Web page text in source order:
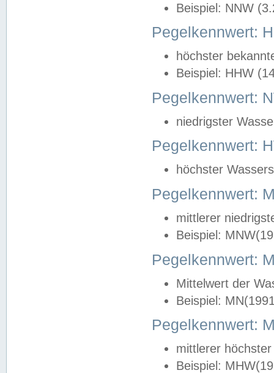
Beispiel: NNW
Pegelkennwert:
höchster
Beispiel: HHW
Pegelkennwert:
niedrigster
Pegelkennwert:
höchster
Pegelkennwert:
mittlerer
Beispiel:
Pegelkennwert:
Mittelwert der
Beispiel:
Pegelkennwert:
mittlerer
Beispiel: